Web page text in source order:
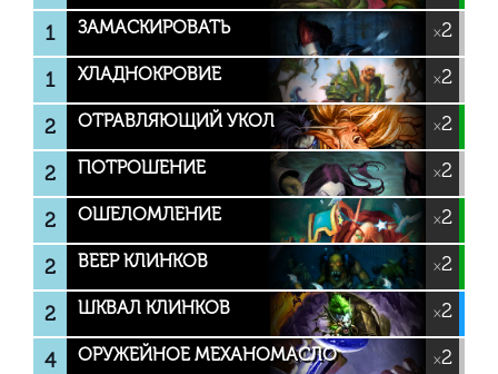
1 ЗАМАСКИРОВАТЬ ×2
1 ХЛАДНОКРОВИЕ ×2
2 ОТРАВЛЯЮЩИЙ УКОЛ ×2
2 ПОТРОШЕНИЕ ×2
2 ОШЕЛОМЛЕНИЕ ×2
2 ВЕЕР КЛИНКОВ ×2
2 ШКВАЛ КЛИНКОВ ×2
4 ОРУЖЕЙНОЕ МЕХАНОМАСЛО ×2